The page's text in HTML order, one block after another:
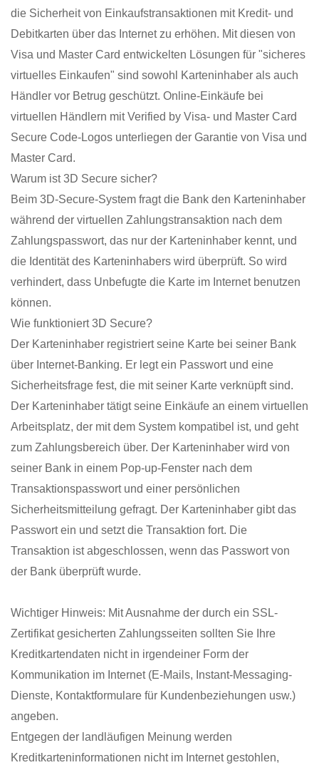
die Sicherheit von Einkaufstransaktionen mit Kredit- und
Debitkarten über das Internet zu erhöhen. Mit diesen von
Visa und Master Card entwickelten Lösungen für "sicheres
virtuelles Einkaufen" sind sowohl Karteninhaber als auch
Händler vor Betrug geschützt. Online-Einkäufe bei
virtuellen Händlern mit Verified by Visa- und Master Card
Secure Code-Logos unterliegen der Garantie von Visa und
Master Card.
Warum ist 3D Secure sicher?
Beim 3D-Secure-System fragt die Bank den Karteninhaber
während der virtuellen Zahlungstransaktion nach dem
Zahlungspasswort, das nur der Karteninhaber kennt, und
die Identität des Karteninhabers wird überprüft. So wird
verhindert, dass Unbefugte die Karte im Internet benutzen
können.
Wie funktioniert 3D Secure?
Der Karteninhaber registriert seine Karte bei seiner Bank
über Internet-Banking. Er legt ein Passwort und eine
Sicherheitsfrage fest, die mit seiner Karte verknüpft sind.
Der Karteninhaber tätigt seine Einkäufe an einem virtuellen
Arbeitsplatz, der mit dem System kompatibel ist, und geht
zum Zahlungsbereich über. Der Karteninhaber wird von
seiner Bank in einem Pop-up-Fenster nach dem
Transaktionspasswort und einer persönlichen
Sicherheitsmitteilung gefragt. Der Karteninhaber gibt das
Passwort ein und setzt die Transaktion fort. Die
Transaktion ist abgeschlossen, wenn das Passwort von
der Bank überprüft wurde.
Wichtiger Hinweis: Mit Ausnahme der durch ein SSL-
Zertifikat gesicherten Zahlungsseiten sollten Sie Ihre
Kreditkartendaten nicht in irgendeiner Form der
Kommunikation im Internet (E-Mails, Instant-Messaging-
Dienste, Kontaktformulare für Kundenbeziehungen usw.)
angeben.
Entgegen der landläufigen Meinung werden
Kreditkarteninformationen nicht im Internet gestohlen,